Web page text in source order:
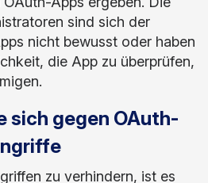
sind sich der
nicht bewusst oder haben
die App zu überprüfen,
sich gegen OAuth-
zu verhindern, ist es